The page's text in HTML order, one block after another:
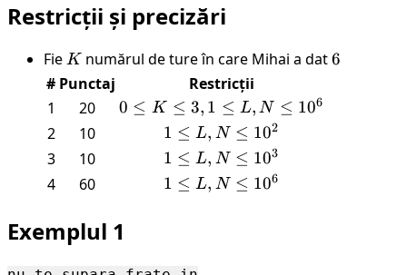
Restricții și precizări
FieK
K numărul de ture în care Mihai a dat6
6
# Punctaj
Restricții
1
20
0\leq
K\leq
3, 1\leq
L,N\leq
10^6
0 ≤ K ≤ 3, 1 ≤ L, N ≤ 106
2 10
1\leq
L,N\leq
10^2
1 ≤ L, N ≤ 102
3 10
1\leq
L,N\leq
1 ≤ L, N ≤ 103
4 60
1\leq
1 ≤ L, N ≤ 106
Exemplul 1